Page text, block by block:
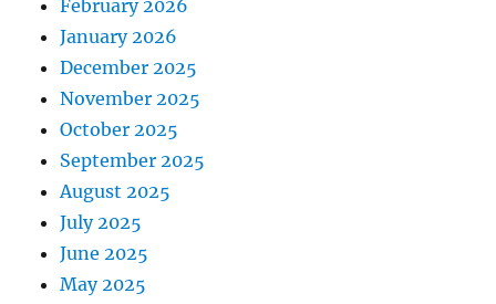
February 2026
January 2026
December 2025
November 2025
October 2025
September 2025
August 2025
July 2025
June 2025
May 2025